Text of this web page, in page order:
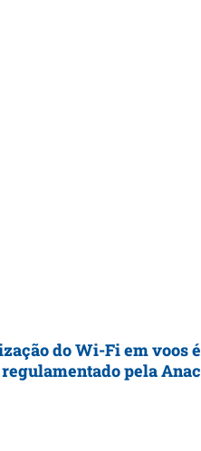
do Wi-Fi em voos é
regulamentado pela Anac